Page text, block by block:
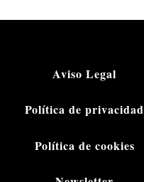
Aviso Legal
Política de privacidad
Política de cookies